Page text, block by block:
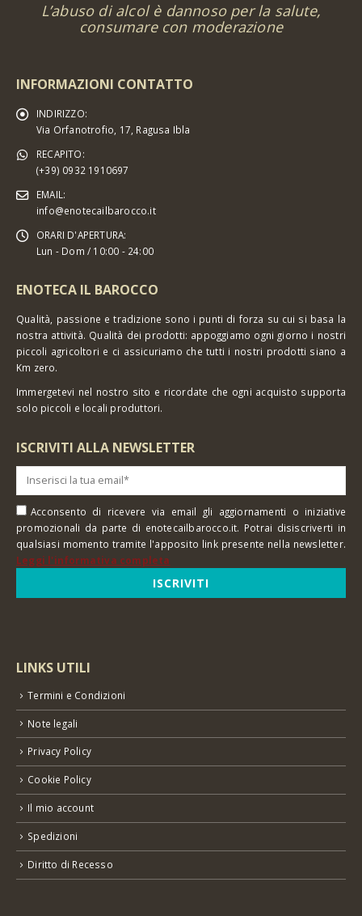
L’abuso di alcol è dannoso per la salute,
consumare con moderazione
INFORMAZIONI CONTATTO
INDIRIZZO:
Via Orfanotrofio, 17, Ragusa Ibla
RECAPITO:
(+39) 0932 1910697
EMAIL:
info@enotecailbarocco.it
ORARI D'APERTURA:
Lun - Dom / 10:00 - 24:00
ENOTECA IL BAROCCO
Qualità, passione e tradizione sono i punti di forza su cui si basa la
nostra attività. Qualità dei prodotti: appoggiamo ogni giorno i nostri
piccoli agricoltori e ci assicuriamo che tutti i nostri prodotti siano a
Km zero.
Immergetevi nel nostro sito e ricordate che ogni acquisto supporta
solo piccoli e locali produttori.
ISCRIVITI ALLA NEWSLETTER
Acconsento di ricevere via email gli aggiornamenti o iniziative
promozionali da parte di enotecailbarocco.it. Potrai disiscriverti in
qualsiasi momento tramite l'apposito link presente nella newsletter.
Leggi l'informativa completa
LINKS UTILI
Termini e Condizioni
Note legali
Privacy Policy
Cookie Policy
Il mio account
Spedizioni
Diritto di Recesso